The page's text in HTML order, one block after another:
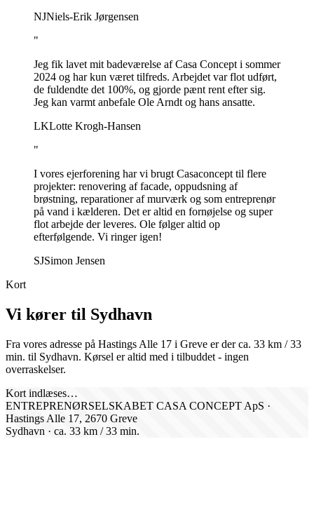
NJNiels-Erik Jørgensen
"
Jeg fik lavet mit badeværelse af Casa Concept i sommer
2024 og har kun været tilfreds. Arbejdet var flot udført,
de fuldendte det 100%, og gjorde pænt rent efter sig.
Jeg kan varmt anbefale Ole Arndt og hans ansatte.
LKLotte Krogh-Hansen
"
I vores ejerforening har vi brugt Casaconcept til flere
projekter: renovering af facade, oppudsning af
brøstning, reparationer af murværk og som entreprenør
på vand i kælderen. Det er altid en fornøjelse og super
flot arbejde der leveres. Ole følger altid op
efterfølgende. Vi ringer igen!
SJSimon Jensen
Kort
Vi kører til Sydhavn
Fra vores adresse på Hastings Alle 17 i Greve er der ca. 33 km /33
min. til Sydhavn. Kørsel er altid med i tilbuddet - ingen
overraskelser.
Kort indlæses…
ENTREPRENØRSELSKABET CASA CONCEPT ApS ·
Hastings Alle 17, 2670 Greve
Sydhavn · ca. 33 km /33 min.